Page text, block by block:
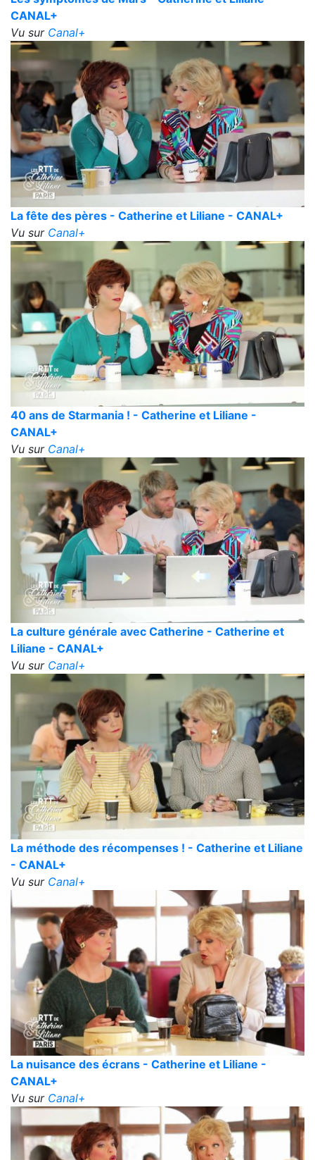
CANAL+
Vu sur Canal+
La fête des pères - Catherine et Liliane - CANAL+
Vu sur Canal+
40 ans de Starmania ! - Catherine et Liliane -
CANAL+
Vu sur Canal+
La culture générale avec Catherine - Catherine et
Liliane - CANAL+
Vu sur Canal+
La méthode des récompenses ! - Catherine et Liliane
- CANAL+
Vu sur Canal+
La nuisance des écrans - Catherine et Liliane -
CANAL+
Vu sur Canal+